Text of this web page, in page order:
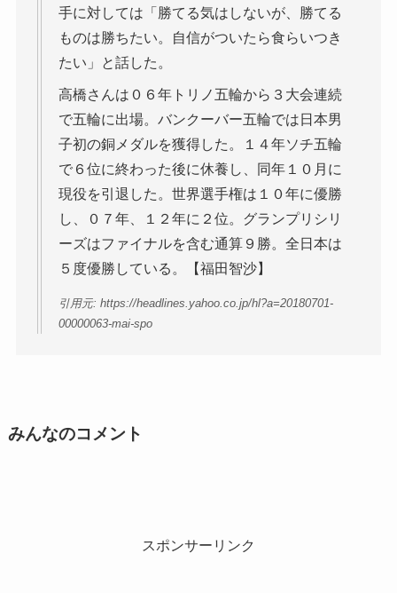
手に対しては「勝てる気はしないが、勝てる
ものは勝ちたい。自信がついたら食らいつき
たい」と話した。
高橋さんは０６年トリノ五輪から３大会連続
で五輪に出場。バンクーバー五輪では日本男
子初の銅メダルを獲得した。１４年ソチ五輪
で６位に終わった後に休養し、同年１０月に
現役を引退した。世界選手権は１０年に優勝
し、０７年、１２年に２位。グランプリシリ
ーズはファイナルを含む通算９勝。全日本は
５度優勝している。【福田智沙】
引用元: https://headlines.yahoo.co.jp/hl?a=20180701-
00000063-mai-spo
みんなのコメント
スポンサーリンク